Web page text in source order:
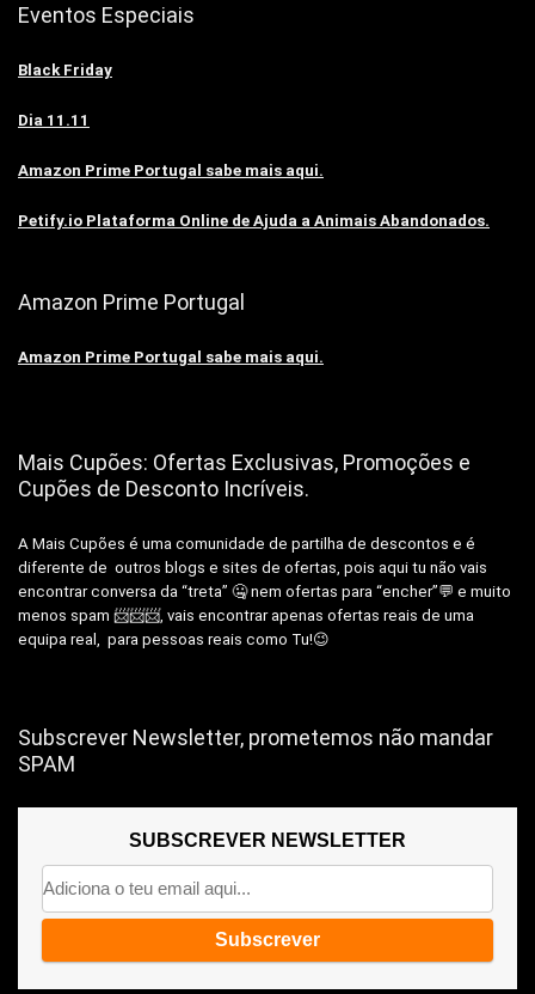
Eventos Especiais
Black Friday
Dia 11.11
Amazon Prime Portugal sabe mais aqui.
Petify.io Plataforma Online de Ajuda a Animais Abandonados.
Amazon Prime Portugal
Amazon Prime Portugal sabe mais aqui.
Mais Cupões: Ofertas Exclusivas, Promoções e
Cupões de Desconto Incríveis.
A Mais Cupões é uma comunidade de partilha de descontos e é
diferente de outros blogs e sites de ofertas, pois aqui tu não vais
encontrar conversa da “treta” 🤐 nem ofertas para “encher”💬 e muito
menos spam 📨📨📨, vais encontrar apenas ofertas reais de uma
equipa real, para pessoas reais como Tu!😉
Subscrever Newsletter, prometemos não mandar
SPAM
SUBSCREVER NEWSLETTER